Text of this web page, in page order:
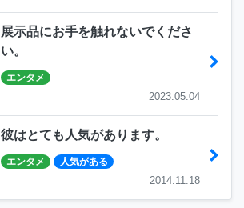
展示品にお手を触れないでくださ
い。
エンタメ
2023.05.04
彼はとても人気があります。
エンタメ 人気がある
2014.11.18